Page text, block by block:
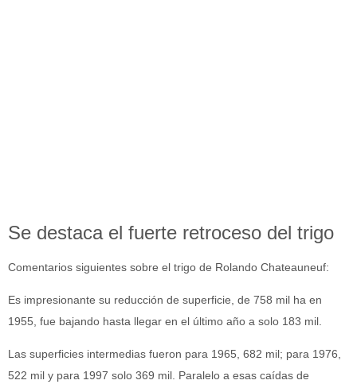
Se destaca el fuerte retroceso del trigo
Comentarios siguientes sobre el trigo de Rolando Chateauneuf:
Es impresionante su reducción de superficie, de 758 mil ha en
1955, fue bajando hasta llegar en el último año a solo 183 mil.
Las superficies intermedias fueron para 1965, 682 mil; para 1976,
522 mil y para 1997 solo 369 mil. Paralelo a esas caídas de